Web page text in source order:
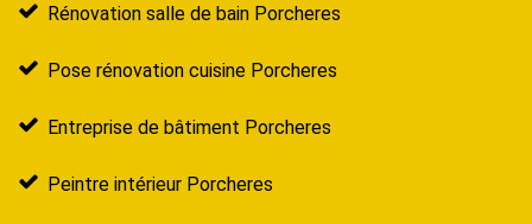
Rénovation salle de bain Porcheres
Pose rénovation cuisine Porcheres
Entreprise de bâtiment Porcheres
Peintre intérieur Porcheres